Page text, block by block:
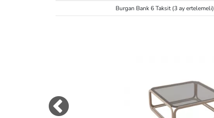
Burgan Bank 6 Taksit (3 ay ertelemeli)